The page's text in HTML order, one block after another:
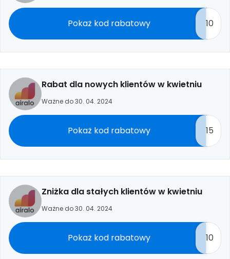
Pokaż kod rabatowy 10
Rabat dla nowych klientów w kwietniu
Ważne do 30. 04. 2024
Pokaż kod rabatowy 15
Zniżka dla stałych klientów w kwietniu
Ważne do 30. 04. 2024
Pokaż kod rabatowy 10